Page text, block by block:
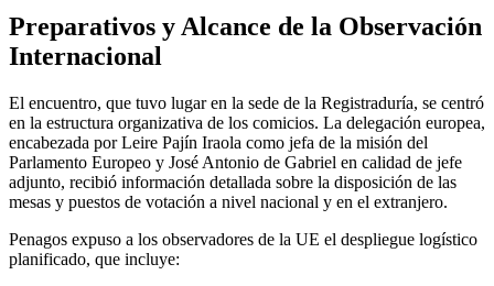
Preparativos y Alcance de la Observación
Internacional
El encuentro, que tuvo lugar en la sede de la Registraduría, se centró
en la estructura organizativa de los comicios. La delegación europea,
encabezada por Leire Pajín Iraola como jefa de la misión del
Parlamento Europeo y José Antonio de Gabriel en calidad de jefe
adjunto, recibió información detallada sobre la disposición de las
mesas y puestos de votación a nivel nacional y en el extranjero.
Penagos expuso a los observadores de la UE el despliegue logístico
planificado, que incluye: